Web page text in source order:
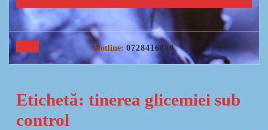
Open
Button
Hotline: 0728416800
Etichetă: tinerea glicemiei sub
control